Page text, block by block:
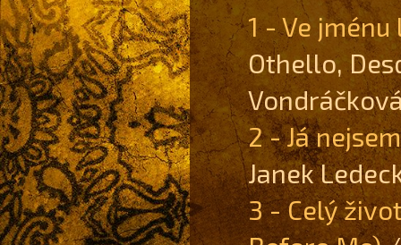
1 - Ve
Othello,
2 - Já
Janek
3 - Celý